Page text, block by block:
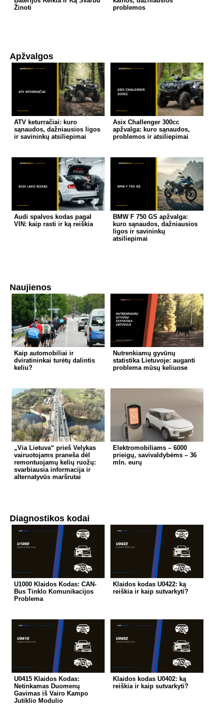
Žinoti
problemos
Apžvalgos
ATV keturračiai: kuro
sąnaudos, dažniausios ligos
ir savininkų atsiliepimai
Asix Challenger 300cc
apžvalga: kuro sąnaudos,
problemos ir atsiliepimai
Audi spalvos kodas pagal
VIN: kaip rasti ir ką reiškia
BMW F 750 GS apžvalga:
kuro sąnaudos, dažniausios
ligos ir savininkų
atsiliepimai
Naujienos
Kaip automobiliai ir
dviratininkai turėtų dalintis
keliu?
Nutrenkiamų gyvūnų
statistika Lietuvoje: auganti
problema mūsų keliuose
„Via Lietuva“ prieš Velykas
vairuotojams praneša dėl
remontuojamų kelių ruožų:
svarbiausia informacija ir
alternatyvūs maršrutai
Elektromobiliams – 6000
prieigų, savivaldybėms – 36
mln. eurų
Diagnostikos kodai
U1000 Klaidos Kodas: CAN-
Bus Tinklo Komunikacijos
Problema
Klaidos kodas U0422: ką
reiškia ir kaip sutvarkyti?
U0415 Klaidos Kodas:
Netinkamas Duomenų
Gavimas iš Vairo Kampo
Jutiklio Modulio
Klaidos kodas U0402: ką
reiškia ir kaip sutvarkyti?